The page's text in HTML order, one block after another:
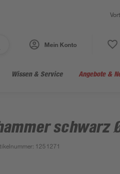
Mein Konto
Wissen & Service Angebote &
schwarz
: 1251271